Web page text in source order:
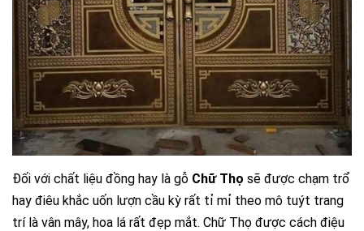
Đối với chất liệu đồng hay là gỗ Chữ Thọ sẽ được chạm trổ
hay điêu khắc uốn lượn cầu kỳ rất tỉ mỉ theo mô tuýt trang
trí là vân mây, hoa lá rất đẹp mắt. Chữ Thọ được cách điệu